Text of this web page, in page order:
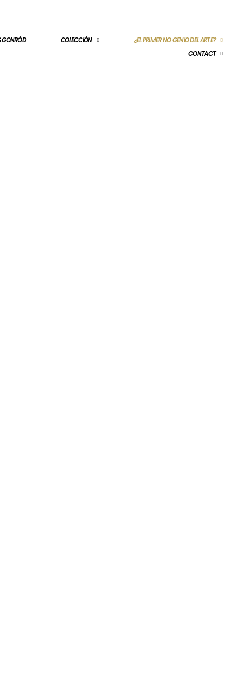
GONRÓD COLECCIÓN
¿EL PRIMER NO GENIO DEL ARTE?
CONTACT